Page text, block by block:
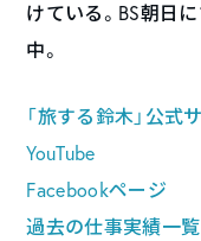
けている。BS朝日に
中。
「旅する鈴木」公式
YouTube
Facebookページ
過去の仕事実績一覧